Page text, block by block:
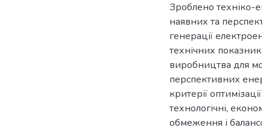
Зроблено техніко-
наявних та
генерації
технічних показників
виробництва для
перспективних
критерії оптимізації,
технологічні,
обмеження і